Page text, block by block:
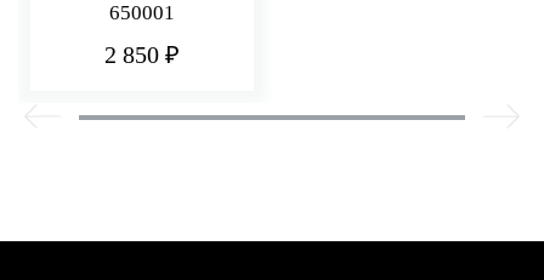
650001
2 850 ₽